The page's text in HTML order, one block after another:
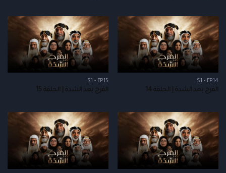
S1 - EP14
الفرج بعد الشدة | الحلقة 14
S1 - EP15
الفرج بعد الشدة | الحلقة 15